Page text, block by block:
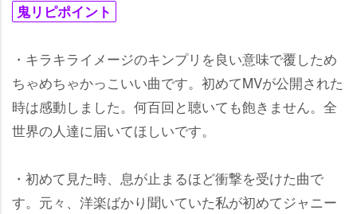
鬼リピポイント
・キラキライメージのキンプリを良い意味で覆しため
ちゃめちゃかっこいい曲です。初めてMVが公開された
時は感動しました。何百回と聴いても飽きません。全
世界の人達に届いてほしいです。
・初めて見た時、息が止まるほど衝撃を受けた曲で
す。元々、洋楽ばかり聞いていた私が初めてジャニー